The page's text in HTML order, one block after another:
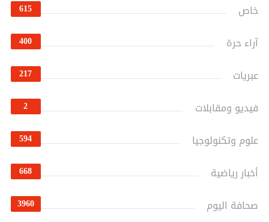
خاص 615
آراء حرة 400
عبريات 217
فيديو ومقابلات 2
علوم وتكنولوجيا 594
أخبار رياضية 668
صحافة اليوم 3960